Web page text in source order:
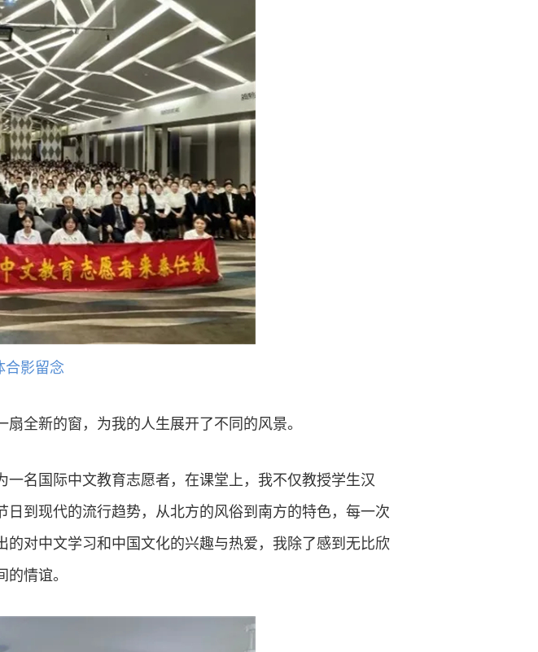
合影留念
全新的窗，为我的人生展开了不同的风景。
名国际中文教育志愿者，在课堂上，我不仅教授学生汉
到现代的流行趋势，从北方的风俗到南方的特色，每一次
对中文学习和中国文化的兴趣与热爱，我除了感到无比欣
情谊。